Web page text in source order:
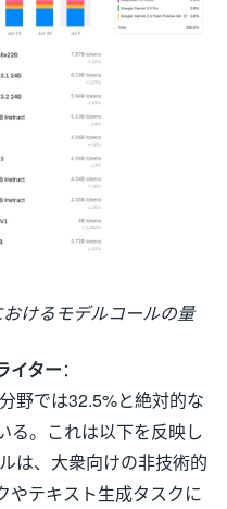
けるモデルコールの量
イター：
野では32.5%と絶対的な
る。これは以下を反映し
は、大衆向けの非技術的
やテキスト生成タスクに